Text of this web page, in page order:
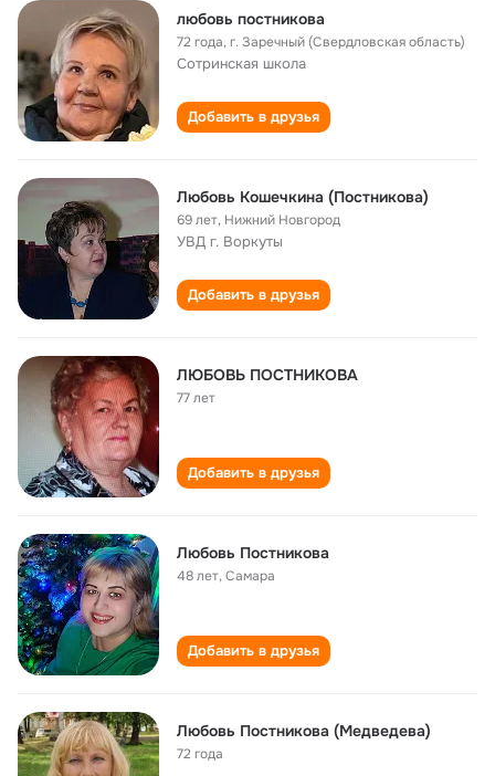
любовь постникова
72 года,г. Заречный (Свердловская область)
Сотринская школа
Добавить в друзья
Любовь Кошечкина (Постникова)
69 лет, Нижний Новгород
УВД г. Воркуты
Добавить в друзья
ЛЮБОВЬ ПОСТНИКОВА
77 лет
Добавить в друзья
Любовь Постникова
48 лет,Самара
Добавить в друзья
Любовь Постникова (Медведева)
72 года